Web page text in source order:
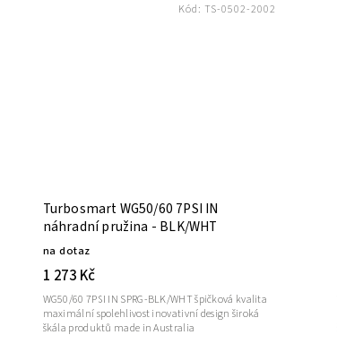
Turbosmart WG50/60 7PSI IN
náhradní pružina - BLK/WHT
na dotaz
1 273 Kč
WG50/60 7PSI IN SPRG-BLK/WHT špičková kvalita
maximální spolehlivost inovativní design široká
škála produktů made in Australia
Kód: TS-0502-2002